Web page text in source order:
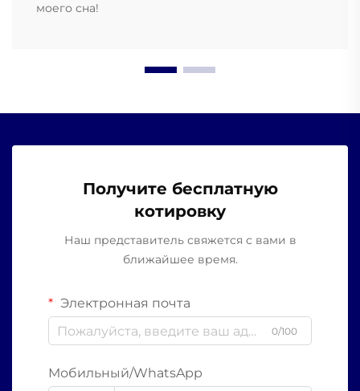
моего сна!
Получите бесплатную
котировку
Наш представитель свяжется с вами в
ближайшее время.
Электронная почта
0/100
Мобильный/WhatsApp